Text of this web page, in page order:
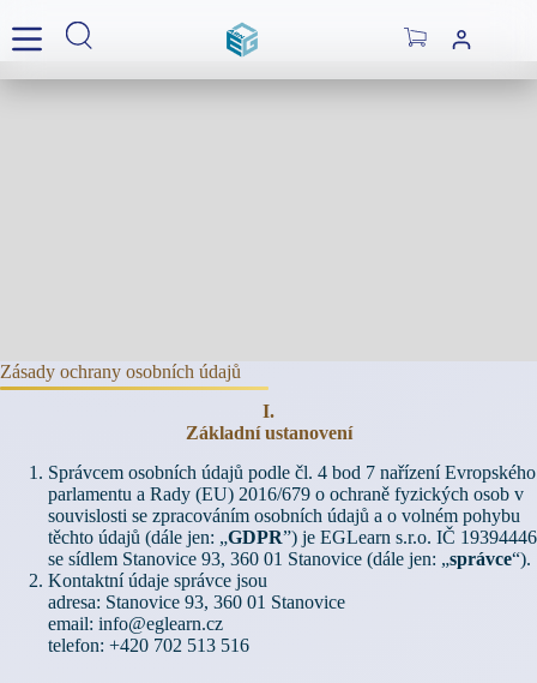
to
content
Shopping
Zásady ochrany osobních údajů
I.
Základní ustanovení
Správcem osobních údajů podle čl. 4 bod 7 nařízení Evropského
parlamentu a Rady (EU) 2016/679 o ochraně fyzických osob v
souvislosti se zpracováním osobních údajů a o volném pohybu
těchto údajů (dále jen: „GDPR”) je EGLearn s.r.o. IČ 19394446
se sídlem Stanovice 93, 360 01 Stanovice (dále jen: „správce“).
Kontaktní údaje správce jsou
adresa: Stanovice 93, 360 01 Stanovice
email: info@eglearn.cz
telefon: +420 702 513 516